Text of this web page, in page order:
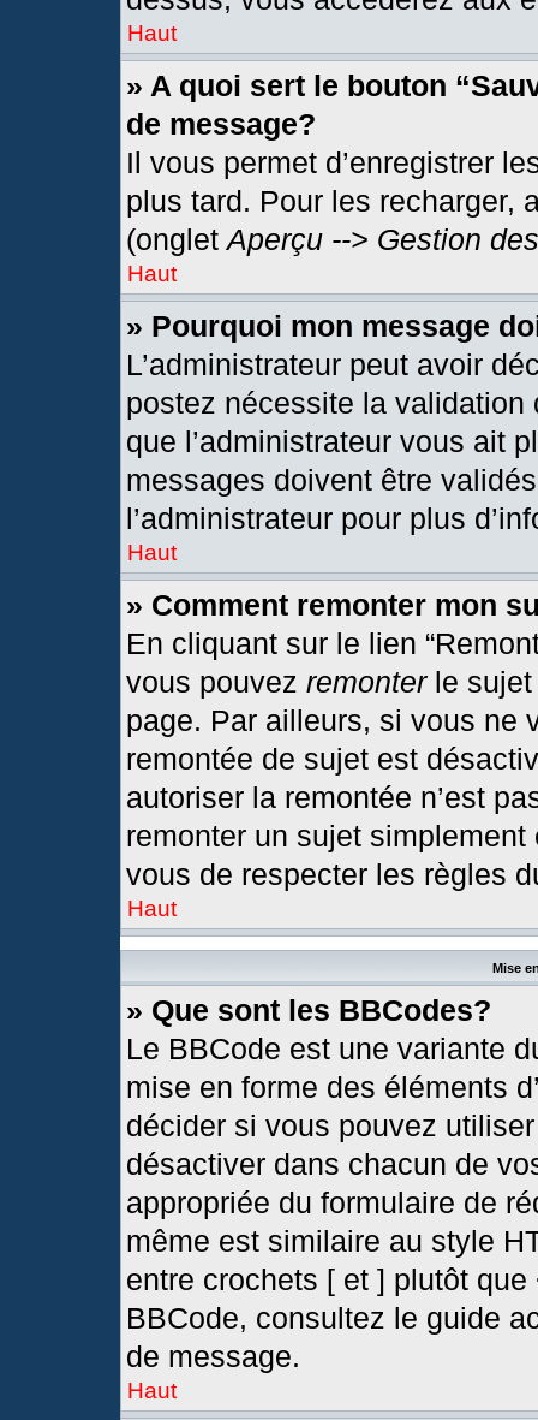
Haut
» A quoi sert le bouton
de message?
Il vous permet d’enregistrer
plus tard. Pour les recharger,
(ongletAperçu --> Gestion
Haut
» Pourquoi mon message
L’administrateur peut avoir
postez nécessite la
que l’administrateur vous ait
messages doivent être
l’administrateur pour plus
Haut
» Comment remonter mon
En cliquant sur le lien
vous pouvez remonterle sujet
page. Par ailleurs, si vous ne
remontée de sujet est
autoriser la remontée n’est
remonter un sujet
vous de respecter les règles
Haut
Mise
» Que sont les BBCodes?
Le BBCode est une variante
mise en forme des éléments
décider si vous pouvez
désactiver dans chacun de
appropriée du formulaire de
même est similaire au style
entre crochets [ et ] plutôt
BBCode, consultez le guide
de message.
Haut